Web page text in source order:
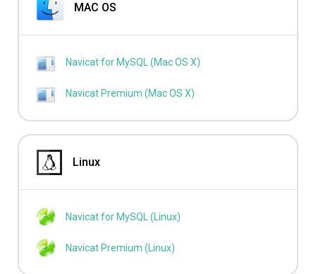
MAC OS
Navicat for MySQL (Mac OS X)
Navicat Premium (Mac OS X)
Linux
Navicat for MySQL (Linux)
Navicat Premium (Linux)